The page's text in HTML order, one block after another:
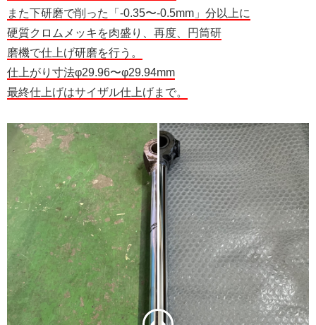
また下研磨で削った「-0.35〜-0.5mm」分以上に
硬質クロムメッキを肉盛り、再度、円筒研
磨機で仕上げ研磨を行う。
仕上がり寸法φ29.96〜φ29.94mm
最終仕上げはサイザル仕上げまで。